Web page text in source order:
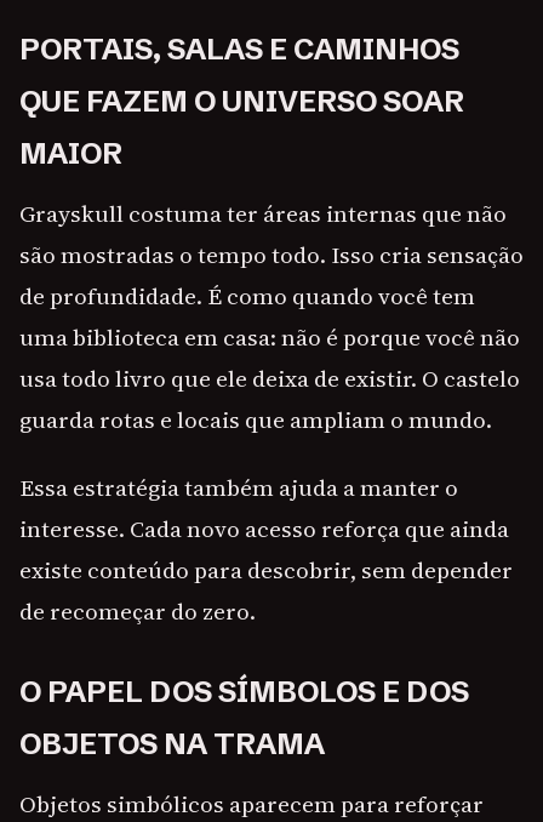
PORTAIS, SALAS E CAMINHOS
QUE FAZEM O UNIVERSO SOAR
MAIOR
Grayskull costuma ter áreas internas que não
são mostradas o tempo todo. Isso cria sensação
de profundidade. É como quando você tem
uma biblioteca em casa: não é porque você não
usa todo livro que ele deixa de existir. O castelo
guarda rotas e locais que ampliam o mundo.
Essa estratégia também ajuda a manter o
interesse. Cada novo acesso reforça que ainda
existe conteúdo para descobrir, sem depender
de recomeçar do zero.
O PAPEL DOS SÍMBOLOS E DOS
OBJETOS NA TRAMA
Objetos simbólicos aparecem para reforçar